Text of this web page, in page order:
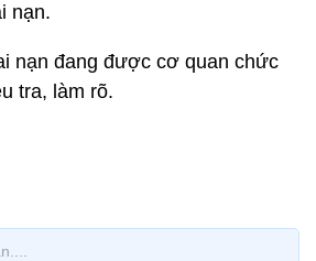
nạn.
nạn đang được cơ quan chức
tra, làm rõ.